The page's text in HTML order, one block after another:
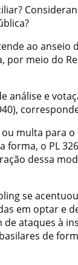
ao anseio
meio do
e
multa para
o PL
dessa
se
em optar e
ataques à
de